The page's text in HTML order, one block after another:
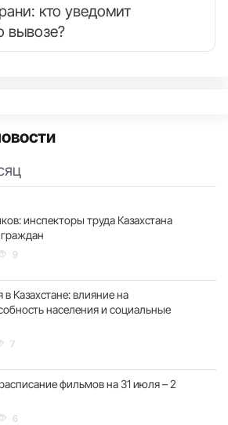
кто уведомит
вывозе?
инспекторы труда Казахстана
9
Казахстане: влияние на
населения и социальные
7
фильмов на 31 июля – 2
6